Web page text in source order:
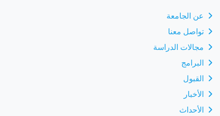
عن الجامعة
تواصل معنا
مجالات الدراسة
البرامج
القبول
الأخبار
الأحداث